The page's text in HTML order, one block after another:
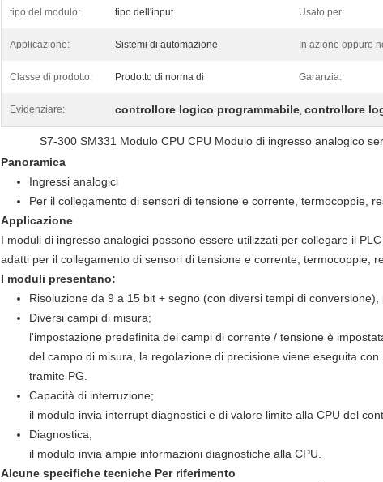
tipo del modulo: tipo dell'input Usato per:
Applicazione: Sistemi di automazione In azione oppure
Classe di prodotto: Prodotto di norma di Garanzia:
Evidenziare: controllore logico programmabile, controllore
S7-300 SM331 Modulo CPU CPU Modulo di ingresso analogico
Panoramica
Ingressi analogici
Per il collegamento di sensori di tensione e corrente, termocoppie,
Applicazione
I moduli di ingresso analogici possono essere utilizzati per collegare il
adatti per il collegamento di sensori di tensione e corrente, termocoppie,
I moduli presentano:
Risoluzione da 9 a 15 bit + segno (con diversi tempi di conversione),
Diversi campi di misura;
l'impostazione predefinita dei campi di corrente / tensione è
del campo di misura, la regolazione di precisione viene eseguita
tramite PG.
Capacità di interruzione;
il modulo invia interrupt diagnostici e di valore limite alla CPU del
Diagnostica;
il modulo invia ampie informazioni diagnostiche alla CPU.
Alcune specifiche tecniche Per riferimento